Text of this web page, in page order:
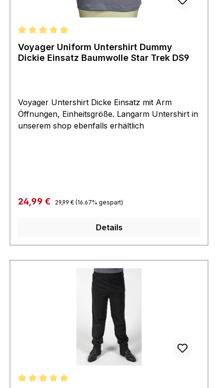
Durchschnittliche Bewertung von 5 von 5 Sternen
Voyager Uniform Untershirt Dummy
Dickie Einsatz Baumwolle Star Trek DS9
Voyager Untershirt Dicke Einsatz mit Arm
Öffnungen, Einheitsgröße. Langarm Untershirt in
unserem shop ebenfalls erhältlich
Verkaufspreis:
24,99 € Regulärer Preis:
29,99 € (16.67% gespart)
Details